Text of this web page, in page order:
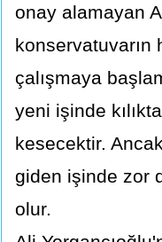
onay alamayan
konservatuvarın
çalışmaya
yeni işinde
kesecektir.
giden işinde zor
olur.